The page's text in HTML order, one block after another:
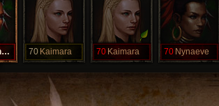
Dragonscale 70 Kaimara 70 Kaimara 70 Nynaeve